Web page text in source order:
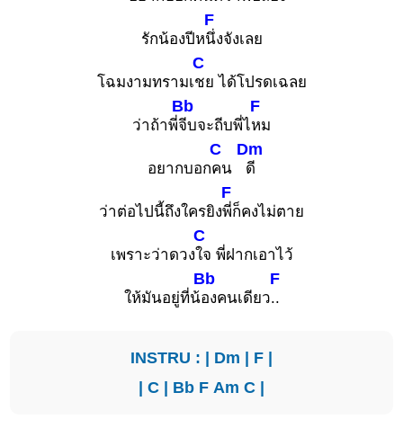
รักน้องปีห
F
นึ่งจังเลย
โฉมงามทรามเ
C
ชย ได้โปรดเฉลย
ว่าถ้าพี่
Bb
จีบจะถีบพี่ไ
F
หม
อยากบอก
C
คน
Dm
ดี
ว่าต่อไปนี้ถึงใครยิง
F
พี่ก็คงไม่ตาย
เพราะว่าดวง
C
ใจ พี่ฝากเอาไว้
ให้มันอยู่ที่น้
Bb
องคนเดียว
F
..
INSTRU : | Dm | F |
| C | Bb F Am C |